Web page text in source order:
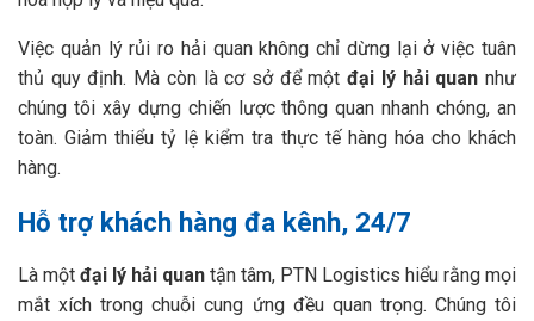
Việc quản lý rủi ro hải quan không chỉ dừng lại ở việc tuân
thủ quy định. Mà còn là cơ sở để mộtđại lý hải quan như
chúng tôi xây dựng chiến lược thông quan nhanh chóng, an
toàn. Giảm thiểu tỷ lệ kiểm tra thực tế hàng hóa cho khách
hàng.
Hỗ trợ khách hàng đa kênh, 24/7
Là một đại lý hải quan tận tâm, PTN Logistics hiểu rằng mọi
mắt xích trong chuỗi cung ứng đều quan trọng. Chúng tôi